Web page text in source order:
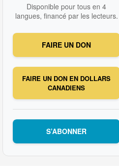
Disponible pour tous en 4
langues, financé par les lecteurs.
FAIRE UN DON
FAIRE UN DON EN DOLLARS
CANADIENS
S’ABONNER